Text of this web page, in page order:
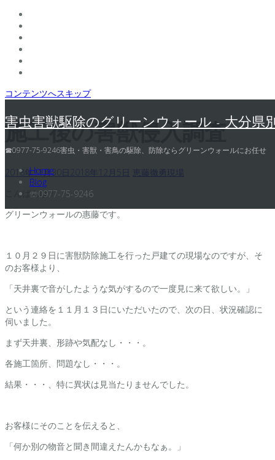
コンテンツへスキップ
害虫害獣駆除のグリーンウォール - 大分県
☎0977-75-9246害虫・害獣・害鳥の駆除、防除ならグリーンウォールにお任せ
Home
Blog
☏0977-75-9246
施工後の害獣侵入調査
2018年11月30日 2018年12月5日 恵藤徹勇
現場
こんばんは！
グリーンウォールの惠藤です。
１０月２９日に害獣防除施工を行った戸建ての現場なのですが、そ
のお客様より、
「天井裏で音がしたような気がするので一度見に来て欲しい。」
という連絡を１１月１３日にいただいたので、次の日、状況確認に
伺いました。
まず天井裏、形跡や気配なし・・・。
各施工箇所、問題なし・・・。
結果・・・、特に異状は見当たりませんでした。
お客様にそのことを伝えると、
「何か別の物音と聞き間違えたんかもなぁ。」